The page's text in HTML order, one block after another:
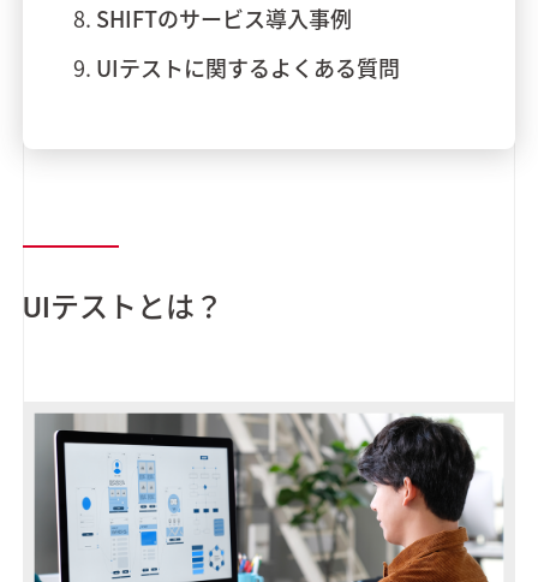
SHIFTのサービス導入事例
UIテストに関するよくある質問
UIテストとは？